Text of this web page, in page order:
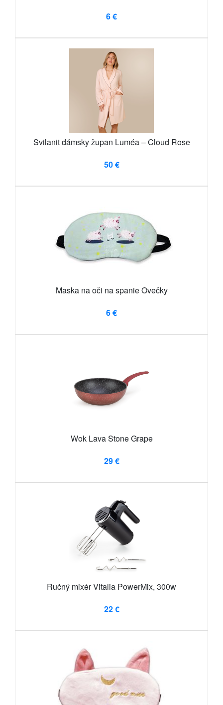
6 €
Svilanit dámsky župan Luméa – Cloud Rose
50 €
Maska na oči na spanie Ovečky
6 €
Wok Lava Stone Grape
29 €
Ručný mixér Vitalia PowerMix, 300w
22 €